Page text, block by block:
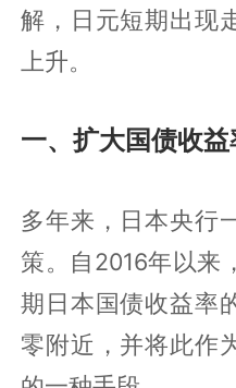
解，日元短期出现
上升。
一、扩大国债收
多年来，日本央行
策。自2016年以来
期日本国债收益率
零附近，并将此作